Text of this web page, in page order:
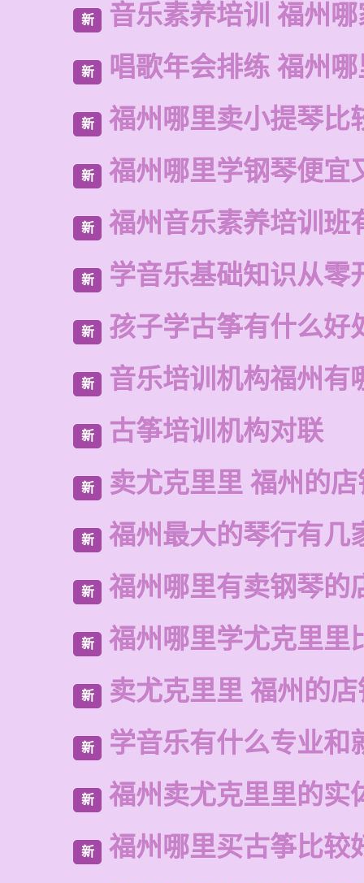
新 音乐素养培训 福州
新 唱歌年会排练 福州
新 福州哪里卖小提琴比
新 福州哪里学钢琴便宜
新 福州音乐素养培训班
新 学音乐基础知识从零
新 孩子学古筝有什么好
新 音乐培训机构福州有
新 古筝培训机构对联
新 卖尤克里里 福州的
新 福州最大的琴行有几
新 福州哪里有卖钢琴的
新 福州哪里学尤克里里
新 卖尤克里里 福州的
新 学音乐有什么专业和
新 福州卖尤克里里的实
新 福州哪里买古筝比较